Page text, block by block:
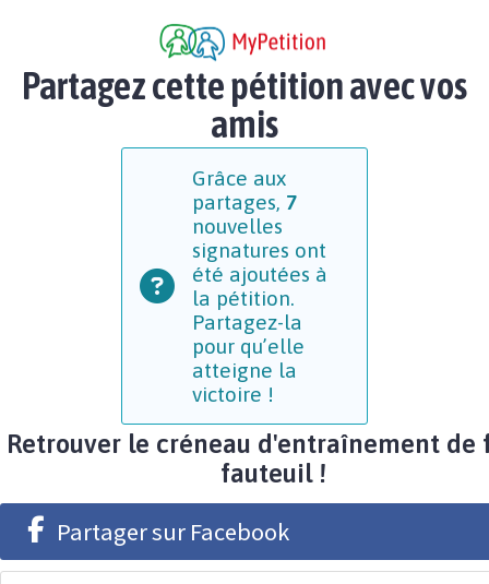
Partagez cette pétition avec vos
amis
Grâce aux
partages, 7
nouvelles
signatures ont
été ajoutées à
la pétition.
Partagez-la
pour qu’elle
atteigne la
victoire !
Retrouver le créneau d'entraînement de
fauteuil !
Partager sur Facebook